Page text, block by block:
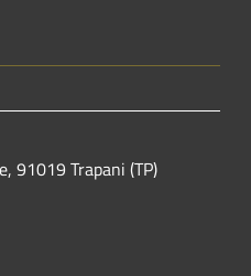
91019 Trapani (TP)